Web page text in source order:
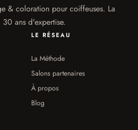
& coloration pour coiffeuses. La
ans d'expertise.
LE RÉSEAU
La Méthode
Salons partenaires
À propos
Blog